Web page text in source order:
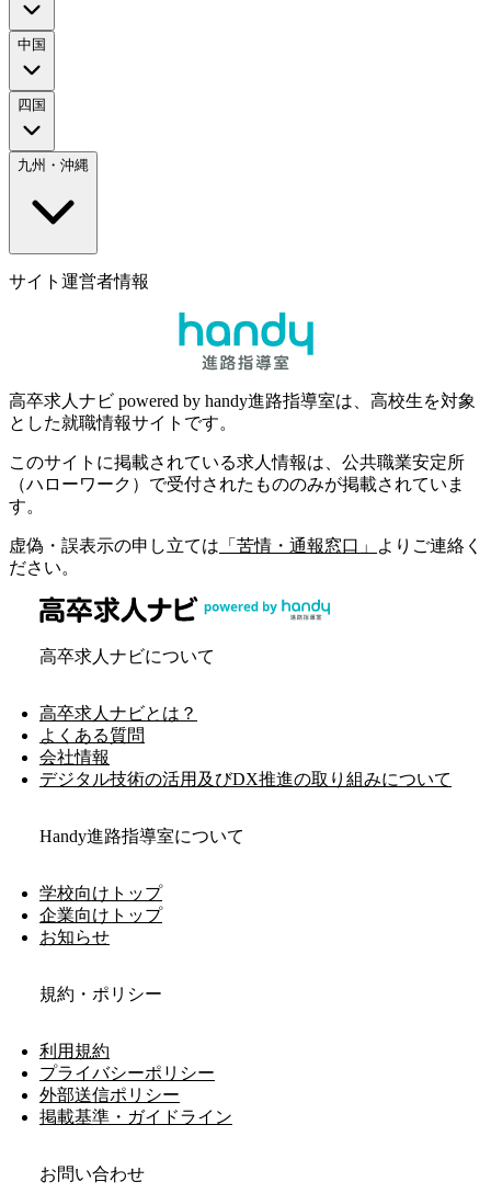
中国
四国
九州・沖縄
サイト運営者情報
高卒求人ナビ powered by handy進路指導室は、高校生を対象
とした就職情報サイトです。
このサイトに掲載されている求人情報は、公共職業安定所
（ハローワーク）で受付されたもののみが掲載されていま
す。
虚偽・誤表示の申し立ては 「苦情・通報窓口」
よりご連絡く
ださい。
高卒求人ナビについて
高卒求人ナビとは？
よくある質問
会社情報
デジタル技術の活用及びDX推進の取り組みについて
Handy進路指導室について
学校向けトップ
企業向けトップ
お知らせ
規約・ポリシー
利用規約
プライバシーポリシー
外部送信ポリシー
掲載基準・ガイドライン
お問い合わせ